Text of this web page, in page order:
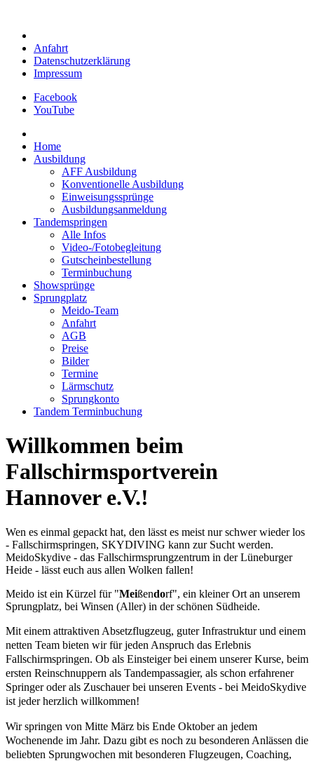
Anfahrt
Datenschutzerklärung
Impressum
Facebook
YouTube
Home
Ausbildung
AFF Ausbildung
Konventionelle Ausbildung
Einweisungssprünge
Ausbildungsanmeldung
Tandemspringen
Alle Infos
Video-/Fotobegleitung
Gutscheinbestellung
Terminbuchung
Showsprünge
Sprungplatz
Meido-Team
Anfahrt
AGB
Preise
Bilder
Termine
Lärmschutz
Sprungkonto
Tandem Terminbuchung
Willkommen beim
Fallschirmsportverein
Hannover e.V.!
Wen es einmal gepackt hat, den lässt es meist nur schwer wieder los
- Fallschirmspringen, SKYDIVING kann zur Sucht werden.
MeidoSkydive - das Fallschirmsprungzentrum in der Lüneburger
Heide - lässt euch aus allen Wolken fallen!
Meido ist ein Kürzel für "Meißendorf", ein kleiner Ort an unserem
Sprungplatz, bei Winsen (Aller) in der schönen Südheide.
Mit einem attraktiven Absetzflugzeug, guter Infrastruktur und einem
netten Team bieten wir für jeden Anspruch das Erlebnis
Fallschirmspringen. Ob als Einsteiger bei einem unserer Kurse, beim
ersten Reinschnuppern als Tandempassagier, als schon erfahrener
Springer oder als Zuschauer bei unseren Events - bei MeidoSkydive
ist jeder herzlich willkommen!
Wir springen von Mitte März bis Ende Oktober an jedem
Wochenende im Jahr. Dazu gibt es noch zu besonderen Anlässen die
beliebten Sprungwochen mit besonderen Flugzeugen, Coaching,